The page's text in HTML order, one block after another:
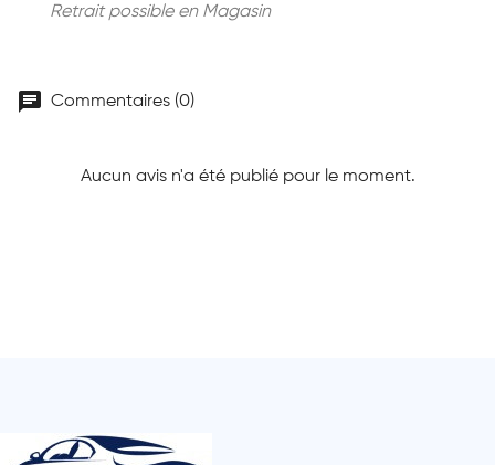
Retrait possible en Magasin
chat Commentaires (0)
Aucun avis n'a été publié pour le moment.